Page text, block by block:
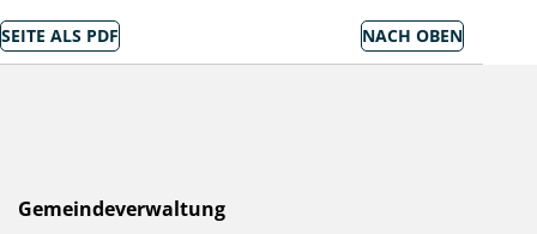
SEITE ALS PDF NACH OBEN
Gemeindeverwaltung